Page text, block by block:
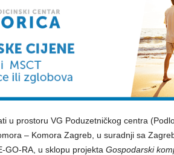
u prostoru VG Poduzetničkog centra
– Komora Zagreb, u suradnji sa
GO-RA, u sklopu projekta Gospodarski